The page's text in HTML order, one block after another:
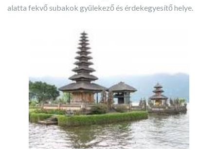
alatta fekvő subakok gyülekező és érdekegyesítő helye.